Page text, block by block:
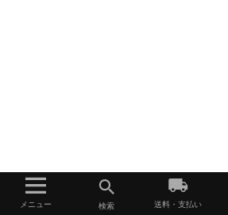
メニュー 検索 送料・支払い